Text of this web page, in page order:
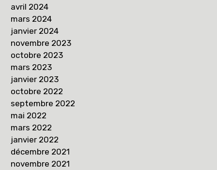
avril 2024
mars 2024
janvier 2024
novembre 2023
octobre 2023
mars 2023
janvier 2023
octobre 2022
septembre 2022
mai 2022
mars 2022
janvier 2022
décembre 2021
novembre 2021